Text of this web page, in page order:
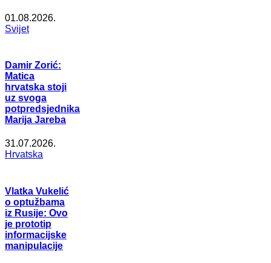
01.08.2026.
Svijet
Damir Zorić:
Matica
hrvatska stoji
uz svoga
potpredsjednika
Marija Jareba
31.07.2026.
Hrvatska
Vlatka Vukelić
o optužbama
iz Rusije: Ovo
je prototip
informacijske
manipulacije